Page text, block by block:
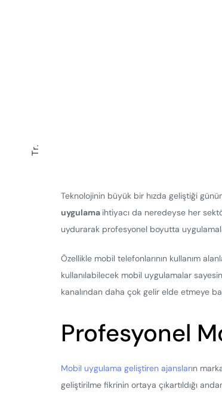
Tr.
Teknolojinin büyük bir hızda geliştiği
uygulama ihtiyacı da neredeyse her
uydurarak profesyonel boyutta
Özellikle mobil telefonlarının kullanım
kullanılabilecek mobil uygulamalar
kanalından daha çok gelir elde etmeye
Profesyonel
Mobil uygulama geliştiren ajansların
geliştirilme fikrinin ortaya çıkartıldığı